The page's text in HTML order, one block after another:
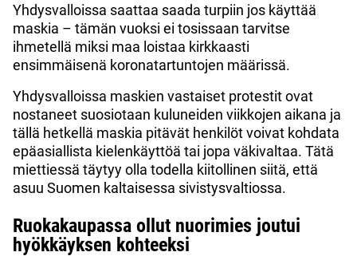
Yhdysvalloissa saattaa saada turpiin jos käyttää
maskia – tämän vuoksi ei tosissaan tarvitse
ihmetellä miksi maa loistaa kirkkaasti
ensimmäisenä koronatartuntojen määrissä.
Yhdysvalloissa maskien vastaiset protestit ovat
nostaneet suosiotaan kuluneiden viikkojen aikana ja
tällä hetkellä maskia pitävät henkilöt voivat kohdata
epäasiallista kielenkäyttöä tai jopa väkivaltaa. Tätä
miettiessä täytyy olla todella kiitollinen siitä, että
asuu Suomen kaltaisessa sivistysvaltiossa.
Ruokakaupassa ollut nuorimies joutui
hyökkäyksen kohteeksi